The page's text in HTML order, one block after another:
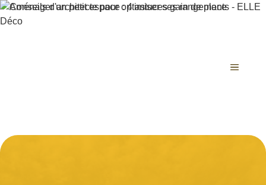
Aller
au
MENU